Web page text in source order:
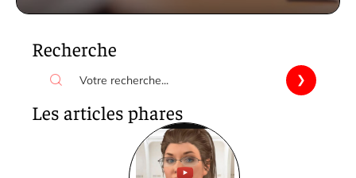
Recherche
Les articles phares